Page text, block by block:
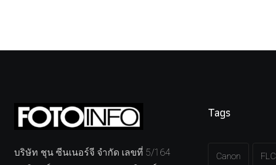
บริษัท ชุน ซีนเนอร์จี จำกัด เลขที่ 5/164
Tags
Canon FLC